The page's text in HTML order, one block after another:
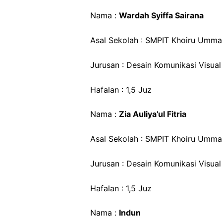
Nama : Wardah Syiffa Sairana
Asal Sekolah : SMPIT Khoiru
Jurusan : Desain Komunikasi Visual
Hafalan : 1,5 Juz
Nama : Zia Auliya’ul Fitria
Asal Sekolah : SMPIT Khoiru
Jurusan : Desain Komunikasi Visual
Hafalan : 1,5 Juz
Nama : Indun